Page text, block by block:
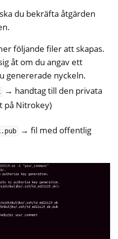
du bekräfta åtgärden
följande filer att skapas.
åt om du angav ett
genererade nyckeln.
→ handtag till den privata
på Nitrokey)
→ fil med offentlig